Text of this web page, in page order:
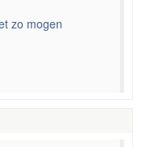
zo mogen